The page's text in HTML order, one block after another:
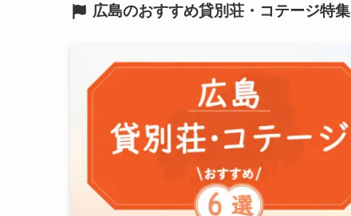
広島のおすすめ貸別荘・コテージ特集